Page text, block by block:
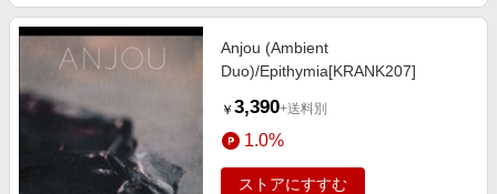
Anjou (Ambient
Duo)/Epithymia[KRANK207]
￥ 3,390+送料別
1.0%
ストアにすすむ